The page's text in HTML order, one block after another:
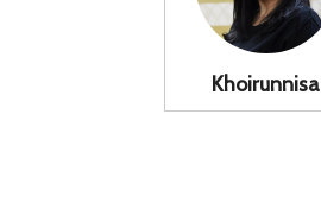
Khoirunnisa